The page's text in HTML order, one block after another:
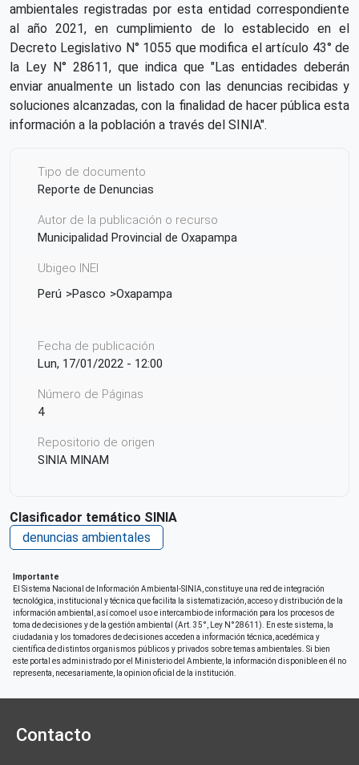
ambientales registradas por esta entidad correspondiente
al año 2021, en cumplimiento de lo establecido en el
Decreto Legislativo N° 1055 que modifica el artículo 43° de
la Ley N° 28611, que indica que "Las entidades deberán
enviar anualmente un listado con las denuncias recibidas y
soluciones alcanzadas, con la finalidad de hacer pública esta
información a la población a través del SINIA".
Tipo de documento
Reporte de Denuncias
Autor de la publicación o recurso
Municipalidad Provincial de Oxapampa
Ubigeo INEI
Perú
Pasco Oxapampa
Fecha de publicación
Lun, 17/01/2022 - 12:00
Número de Páginas
4
Repositorio de origen
SINIA MINAM
Clasificador temático SINIA
denuncias ambientales
Importante
El Sistema Nacional de Información Ambiental-SINIA, constituye una red de integración
tecnológica, institucional y técnica que facilita la sistematización, acceso y distribución de la
información ambiental, así como el uso e intercambio de información para los procesos de
toma de decisiones y de la gestión ambiental (Art. 35°, Ley N°28611). En este sistema, la
ciudadania y los tomadores de decisiones acceden a información técnica, acedémica y
científica de distintos organismos públicos y privados sobre temas ambientales. Si bien
este portal es administrado por el Ministerio del Ambiente, la información disponible en él no
representa, necesariamente, la opinion oficial de la institución.
Contacto